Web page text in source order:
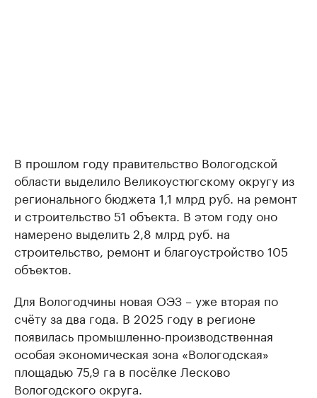
В прошлом году правительство Вологодской
области выделило Великоустюгскому округу из
регионального бюджета 1,1 млрд руб. на ремонт
и строительство 51 объекта. В этом году оно
намерено выделить 2,8 млрд руб. на
строительство, ремонт и благоустройство 105
объектов.
Для Вологодчины новая ОЭЗ – уже вторая по
счёту за два года. В 2025 году в регионе
появилась промышленно-производственная
особая экономическая зона «Вологодская»
площадью 75,9 га в посёлке Лесково
Вологодского округа.